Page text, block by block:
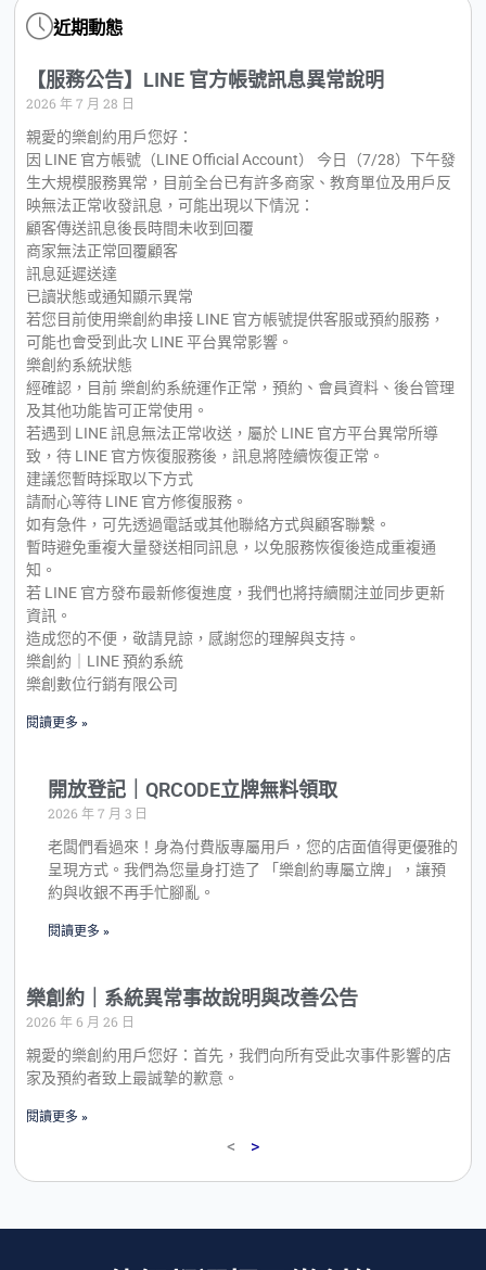
近期動態
【服務公告】LINE 官方帳號訊息異常說明
2026 年 7 月 28 日
親愛的樂創約用戶您好：
因 LINE 官方帳號（LINE Official Account） 今日（7/28）下午發
生大規模服務異常，目前全台已有許多商家、教育單位及用戶反
映無法正常收發訊息，可能出現以下情況：
顧客傳送訊息後長時間未收到回覆
商家無法正常回覆顧客
訊息延遲送達
已讀狀態或通知顯示異常
若您目前使用樂創約串接 LINE 官方帳號提供客服或預約服務，
可能也會受到此次 LINE 平台異常影響。
樂創約系統狀態
經確認，目前 樂創約系統運作正常，預約、會員資料、後台管理
及其他功能皆可正常使用。
若遇到 LINE 訊息無法正常收送，屬於 LINE 官方平台異常所導
致，待 LINE 官方恢復服務後，訊息將陸續恢復正常。
建議您暫時採取以下方式
請耐心等待 LINE 官方修復服務。
如有急件，可先透過電話或其他聯絡方式與顧客聯繫。
暫時避免重複大量發送相同訊息，以免服務恢復後造成重複通
知。
若 LINE 官方發布最新修復進度，我們也將持續關注並同步更新
資訊。
造成您的不便，敬請見諒，感謝您的理解與支持。
樂創約｜LINE 預約系統
樂創數位行銷有限公司
閱讀更多 »
開放登記｜QRCODE立牌無料領取
2026 年 7 月 3 日
老闆們看過來！身為付費版專屬用戶，您的店面值得更優雅的
呈現方式。我們為您量身打造了 「樂創約專屬立牌」，讓預
約與收銀不再手忙腳亂。
閱讀更多 »
樂創約｜系統異常事故說明與改善公告
2026 年 6 月 26 日
親愛的樂創約用戶您好：首先，我們向所有受此次事件影響的店
家及預約者致上最誠摯的歉意。
閱讀更多 »
< >